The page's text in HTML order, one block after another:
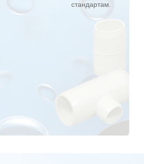
стандартам.